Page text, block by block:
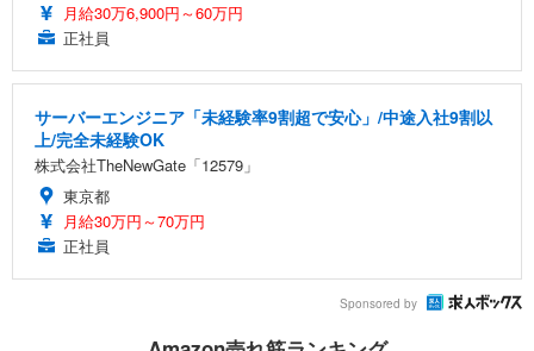
月給30万6,900円～60万円
正社員
サーバーエンジニア「未経験率9割超で安心」/中途入社9割以
上/完全未経験OK
株式会社TheNewGate「12579」
東京都
月給30万円～70万円
正社員
Sponsored by